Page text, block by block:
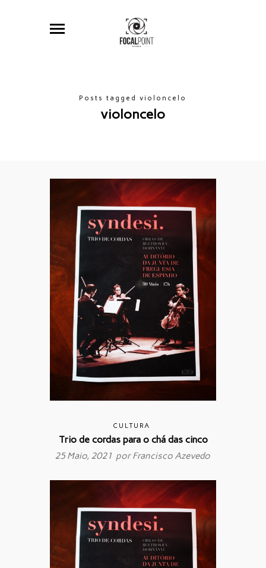
Posts tagged violoncelo
violoncelo
CULTURA
Trio de cordas para o chá das cinco
25 Maio, 2021 porFrancisco Azevedo